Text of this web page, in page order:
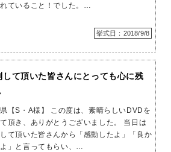
ていること！でした。…
挙式日：2018/9/8
て頂いた皆さんにとっても心に残
【S・A様】 この度は、素晴らしいDVDを
頂き、ありがとうございました。 当日は
て頂いた皆さんから「感動したよ」「良か
よ」と言ってもらい、…